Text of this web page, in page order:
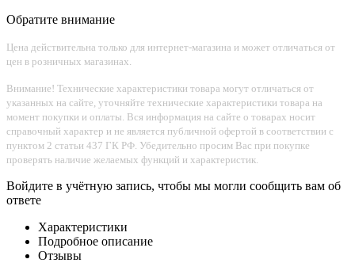
Обратите внимание
Цена действительна только для интернет-магазина и может отличаться от
цен в розничных магазинах.
Внимание! Технические характеристики товара могут отличаться от
указанных на сайте, уточняйте технические характеристики товара на
момент покупки и оплаты. Вся информация на сайте о товарах носит
справочный характер и не является публичной офертой в соответствии с
пунктом 2 статьи 437 ГК РФ. Убедительно просим Вас при покупке
проверять наличие желаемых функций и характеристик.
Войдите в учётную запись, чтобы мы могли сообщить вам об
ответе
Характеристики
Подробное описание
Отзывы